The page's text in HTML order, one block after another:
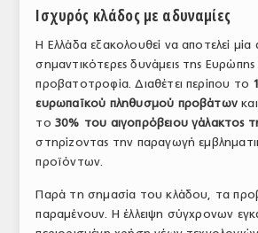
Ισχυρός κλάδος με αδυναμίες
Η Ελλάδα εξακολουθεί να αποτελεί μία
σημαντικότερες δυνάμεις της
προβατοτροφία. Διαθέτει περίπου το
ευρωπαϊκού πληθυσμού προβάτων
το 30% του αιγοπρόβειου γάλακτος
στηρίζοντας την παραγωγή
προϊόντων.
Παρά τη σημασία του κλάδου, τα
παραμένουν. Η έλλειψη σύγχρονων